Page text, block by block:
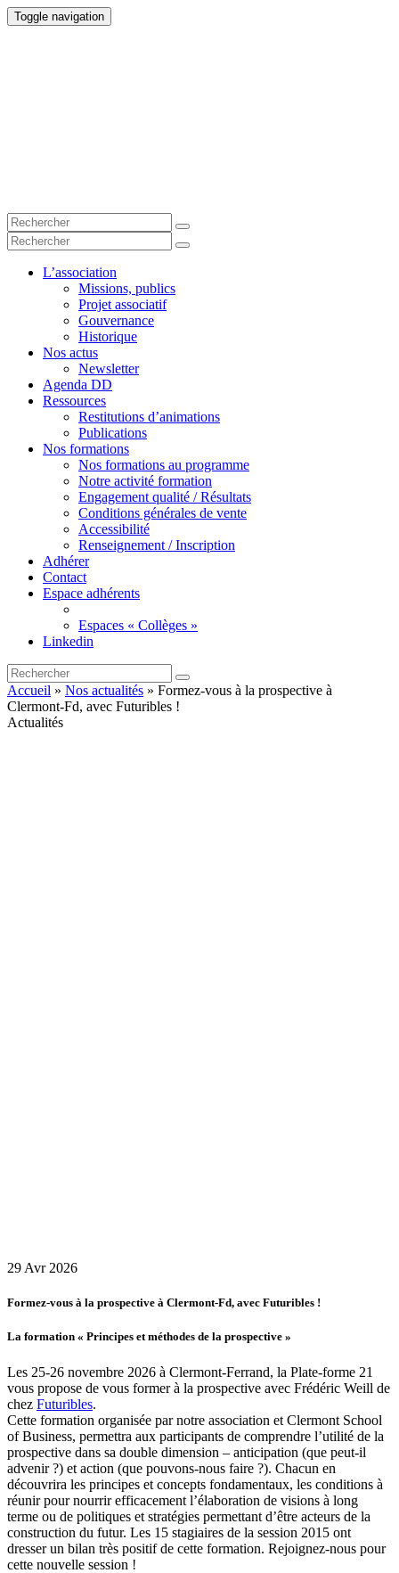
Toggle navigation
L’association
Missions, publics
Projet associatif
Gouvernance
Historique
Nos actus
Newsletter
Agenda DD
Ressources
Restitutions d’animations
Publications
Nos formations
Nos formations au programme
Notre activité formation
Engagement qualité / Résultats
Conditions générales de vente
Accessibilité
Renseignement / Inscription
Adhérer
Contact
Espace adhérents
Espaces « Collèges »
Linkedin
Accueil » Nos actualités » Formez-vous à la prospective à
Clermont-Fd, avec Futuribles !
Actualités
29 Avr 2026
Formez-vous à la prospective à Clermont-Fd, avec Futuribles !
La formation « Principes et méthodes de la prospective »
Les 25-26 novembre 2026 à Clermont-Ferrand, la Plate-forme 21
vous propose de vous former à la prospective avec Frédéric Weill de
chez Futuribles.
Cette formation organisée par notre association et Clermont School
of Business, permettra aux participants de comprendre l’utilité de la
prospective dans sa double dimension – anticipation (que peut-il
advenir ?) et action (que pouvons-nous faire ?). Chacun en
découvrira les principes et concepts fondamentaux, les conditions à
réunir pour nourrir efficacement l’élaboration de visions à long
terme ou de politiques et stratégies permettant d’être acteurs de la
construction du futur. Les 15 stagiaires de la session 2015 ont
dresser un bilan très positif de cette formation. Rejoignez-nous pour
cette nouvelle session !